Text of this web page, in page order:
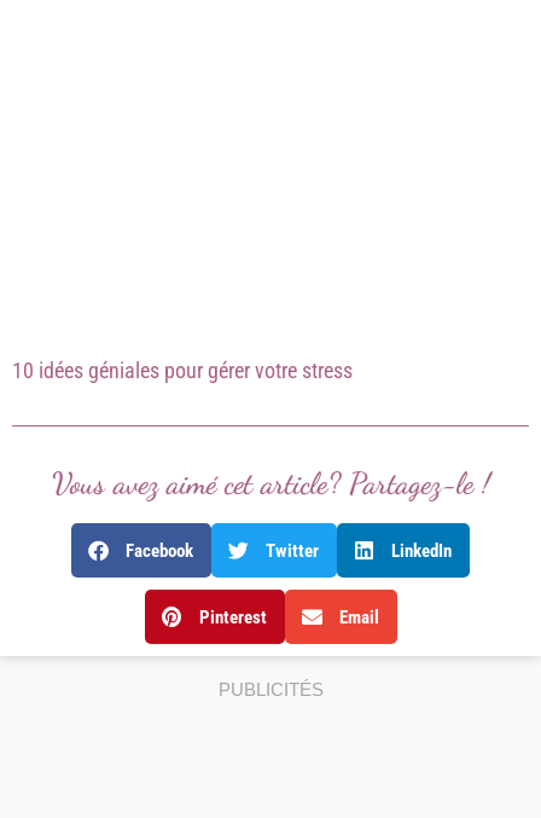
10 idées géniales pour gérer votre stress
Vous avez aimé cet article? Partagez-le !
Facebook Twitter LinkedIn
Pinterest Email
PUBLICITÉS